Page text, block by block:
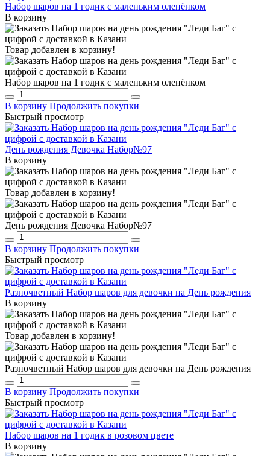
Набор шаров на 1 годик с маленьким оленёнком
В корзину
Товар добавлен в корзину!
Набор шаров на 1 годик с маленьким оленёнком
В корзину Продолжить покупки
Быстрый просмотр
День рождения Девочка Набор№97
В корзину
Товар добавлен в корзину!
День рождения Девочка Набор№97
В корзину Продолжить покупки
Быстрый просмотр
Разночветный Набор шаров для девочки на День рождения
В корзину
Товар добавлен в корзину!
Разночветный Набор шаров для девочки на День рождения
В корзину Продолжить покупки
Быстрый просмотр
Набор шаров на 1 годик в розовом цвете
В корзину